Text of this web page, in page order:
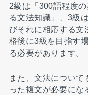
2級は「300語程度
る文法知識」、3級
びそれに相応する文
格後に3級を目指す
る必要があります。
また、文法につい
った複文が必要に